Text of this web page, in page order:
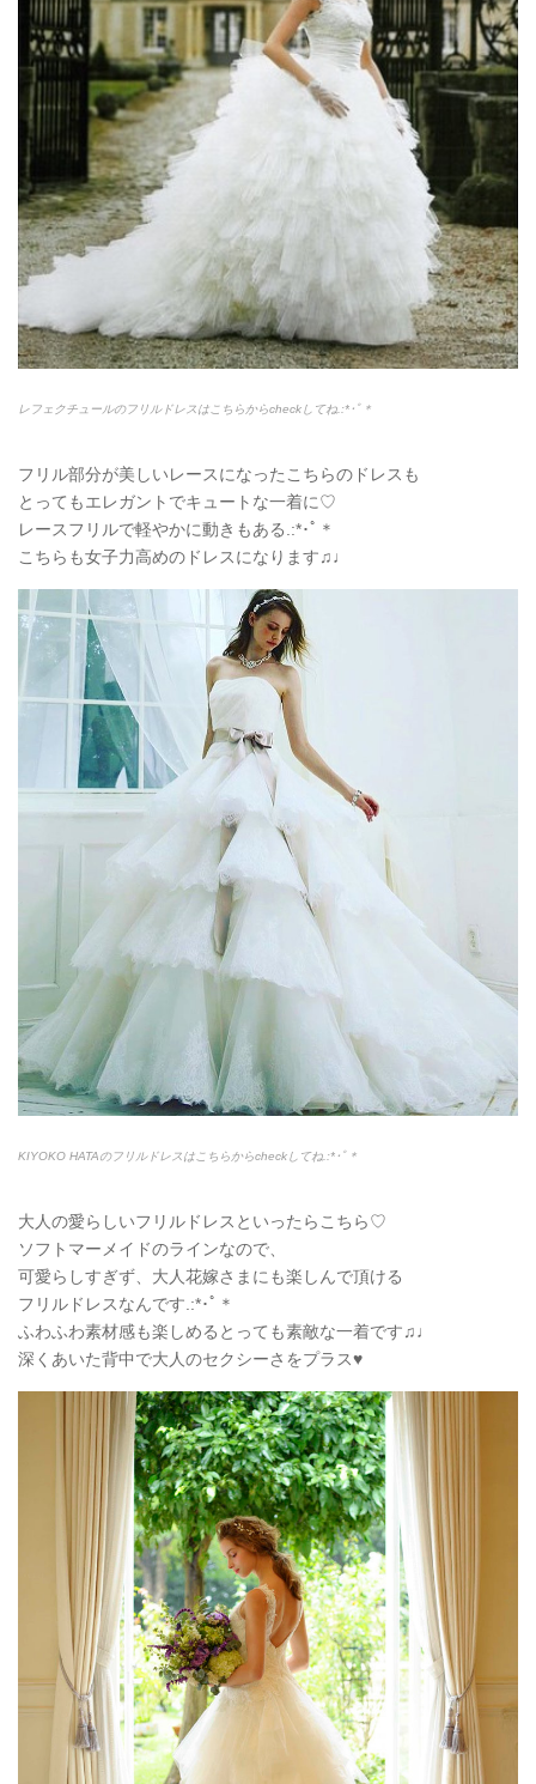
レフェクチュールのフリルドレスはこちらからcheckしてね.:*･ﾟ＊
フリル部分が美しいレースになったこちらのドレスも
とってもエレガントでキュートな一着に♡
レースフリルで軽やかに動きもある.:*･ﾟ＊
こちらも女子力高めのドレスになります♫♩
KIYOKO HATAのフリルドレスはこちらからcheckしてね.:*･ﾟ＊
大人の愛らしいフリルドレスといったらこちら♡
ソフトマーメイドのラインなので、
可愛らしすぎず、大人花嫁さまにも楽しんで頂ける
フリルドレスなんです.:*･ﾟ＊
ふわふわ素材感も楽しめるとっても素敵な一着です♫♩
深くあいた背中で大人のセクシーさをプラス♥